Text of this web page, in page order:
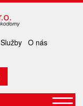
Služby O nás